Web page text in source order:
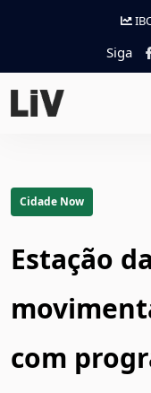
Siga
Cidade Now
Estação
com